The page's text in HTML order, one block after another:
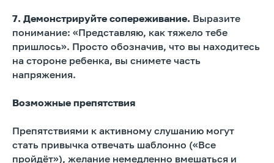
7. Демонстрируйте сопереживание. Выразите
понимание: «Представляю, как тяжело тебе
пришлось». Просто обозначив, что вы находитесь
на стороне ребенка, вы снимете часть
напряжения.
Возможные препятствия
Препятствиями к активному слушанию могут
стать привычка отвечать шаблонно («Все
пройдёт»), желание немедленно вмешаться и